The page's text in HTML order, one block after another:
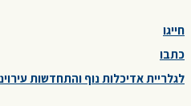
חייגו
כתבו
לגלריית אדיכלות נוף והתחדשות